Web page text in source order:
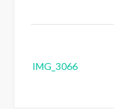
navigation
IMG_3066